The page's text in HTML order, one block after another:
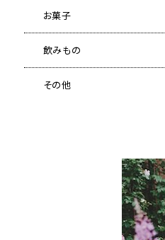
お菓子
飲みもの
その他